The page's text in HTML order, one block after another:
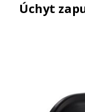
Úchyt